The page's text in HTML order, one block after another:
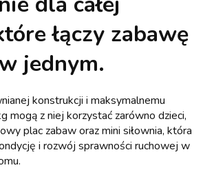
łączy zabawę
jednym.
konstrukcji i maksymalnemu
mogą z niej korzystać zarówno dzieci,
plac zabaw oraz mini siłownia, która
i rozwój sprawności ruchowej w